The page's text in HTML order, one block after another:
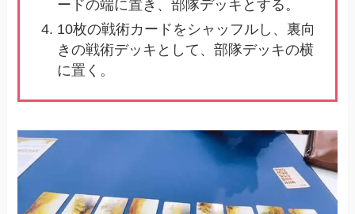
ードの端に置き、部隊デッキとする。
10枚の戦術カードをシャッフルし、裏向
きの戦術デッキとして、部隊デッキの横
に置く。